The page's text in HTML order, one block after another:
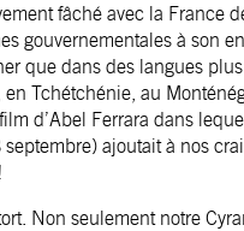
fâché avec la France
gouvernementales à son
que dans des langues
Tchétchénie, au
d’Abel Ferrara dans
ajoutait à nos
Non seulement notre